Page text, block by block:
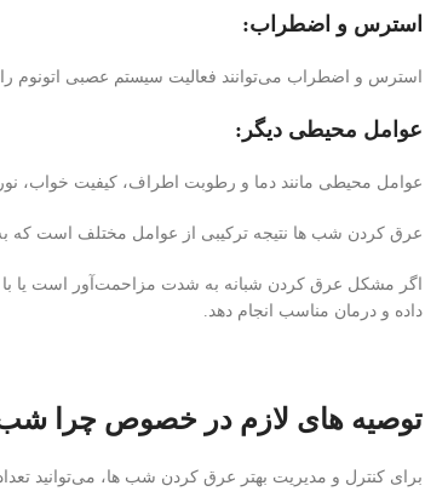
استرس و اضطراب:
استرس و اضطراب می‌توانند فعالیت سیستم عصبی اتونوم را
عوامل محیطی دیگر:
عوامل محیطی مانند دما و رطوبت اطراف، کیفیت خواب،
عرق کردن شب ها نتیجه ترکیبی از عوامل مختلف است که
اگر مشکل عرق کردن شبانه به شدت مزاحمت‌آور است یا
داده و درمان مناسب انجام دهد.
توصیه های لازم در خصوص چرا
برای کنترل و مدیریت بهتر عرق کردن شب ها، می‌توانید